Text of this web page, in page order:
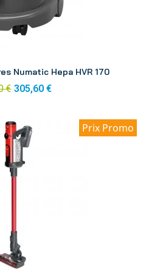
Numatic Hepa HVR 170
€ 305,60 €
Prix Promo